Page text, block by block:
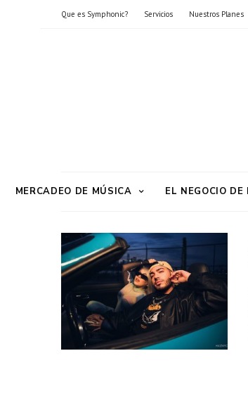
Que es Symphonic? Servicios Nuestros Planes
MERCADEO DE MÚSICA EL NEGOCIO